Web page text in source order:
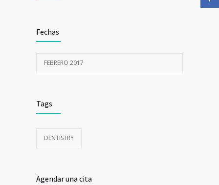
Fechas
FEBRERO 2017
Tags
DENTISTRY
Agendar una cita